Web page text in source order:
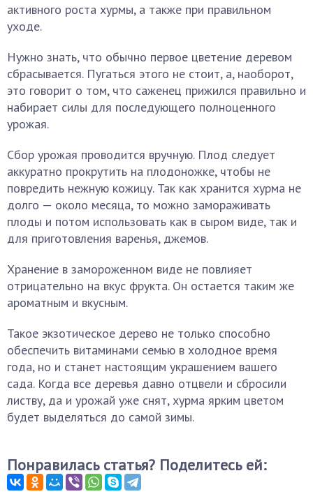
активного роста хурмы, а также при правильном
уходе.
Нужно знать, что обычно первое цветение деревом
сбрасывается. Пугаться этого не стоит, а, наоборот,
это говорит о том, что саженец прижился правильно и
набирает силы для последующего полноценного
урожая.
Сбор урожая проводится вручную. Плод следует
аккуратно прокрутить на плодоножке, чтобы не
повредить нежную кожицу. Так как хранится хурма не
долго — около месяца, то можно замораживать
плоды и потом использовать как в сыром виде, так и
для приготовления варенья, джемов.
Хранение в замороженном виде не повлияет
отрицательно на вкус фрукта. Он остается таким же
ароматным и вкусным.
Такое экзотическое дерево не только способно
обеспечить витаминами семью в холодное время
года, но и станет настоящим украшением вашего
сада. Когда все деревья давно отцвели и сбросили
листву, да и урожай уже снят, хурма ярким цветом
будет выделяться до самой зимы.
Понравилась статья? Поделитесь ей: